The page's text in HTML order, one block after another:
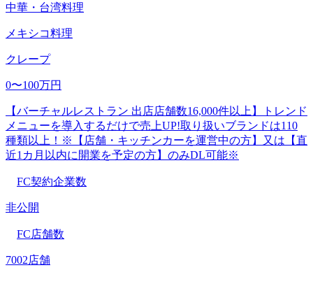
中華・台湾料理
メキシコ料理
クレープ
0〜100万円
【バーチャルレストラン 出店店舗数16,000件以上】トレンド
メニューを導入するだけで売上UP!取り扱いブランドは110
種類以上！※【店舗・キッチンカーを運営中の方】又は【直
近1カ月以内に開業を予定の方】のみDL可能※
FC契約企業数
非公開
FC店舗数
7002店舗